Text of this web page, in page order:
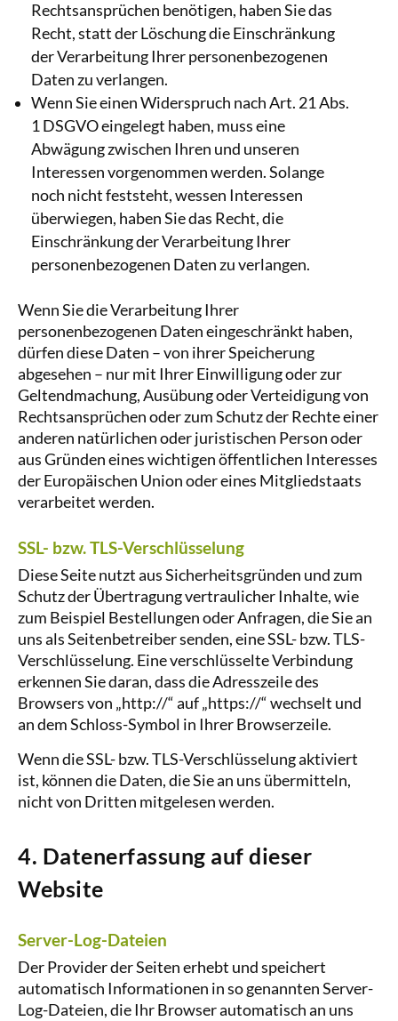
Rechtsansprüchen benötigen, haben Sie das
Recht, statt der Löschung die Einschränkung
der Verarbeitung Ihrer personenbezogenen
Daten zu verlangen.
Wenn Sie einen Widerspruch nach Art. 21 Abs.
1 DSGVO eingelegt haben, muss eine
Abwägung zwischen Ihren und unseren
Interessen vorgenommen werden. Solange
noch nicht feststeht, wessen Interessen
überwiegen, haben Sie das Recht, die
Einschränkung der Verarbeitung Ihrer
personenbezogenen Daten zu verlangen.
Wenn Sie die Verarbeitung Ihrer
personenbezogenen Daten eingeschränkt haben,
dürfen diese Daten – von ihrer Speicherung
abgesehen – nur mit Ihrer Einwilligung oder zur
Geltendmachung, Ausübung oder Verteidigung von
Rechtsansprüchen oder zum Schutz der Rechte einer
anderen natürlichen oder juristischen Person oder
aus Gründen eines wichtigen öffentlichen Interesses
der Europäischen Union oder eines Mitgliedstaats
verarbeitet werden.
SSL- bzw. TLS-Verschlüsselung
Diese Seite nutzt aus Sicherheitsgründen und zum
Schutz der Übertragung vertraulicher Inhalte, wie
zum Beispiel Bestellungen oder Anfragen, die Sie an
uns als Seitenbetreiber senden, eine SSL- bzw. TLS-
Verschlüsselung. Eine verschlüsselte Verbindung
erkennen Sie daran, dass die Adresszeile des
Browsers von „http://“ auf „https://“ wechselt und
an dem Schloss-Symbol in Ihrer Browserzeile.
Wenn die SSL- bzw. TLS-Verschlüsselung aktiviert
ist, können die Daten, die Sie an uns übermitteln,
nicht von Dritten mitgelesen werden.
4. Datenerfassung auf dieser
Website
Server-Log-Dateien
Der Provider der Seiten erhebt und speichert
automatisch Informationen in so genannten Server-
Log-Dateien, die Ihr Browser automatisch an uns